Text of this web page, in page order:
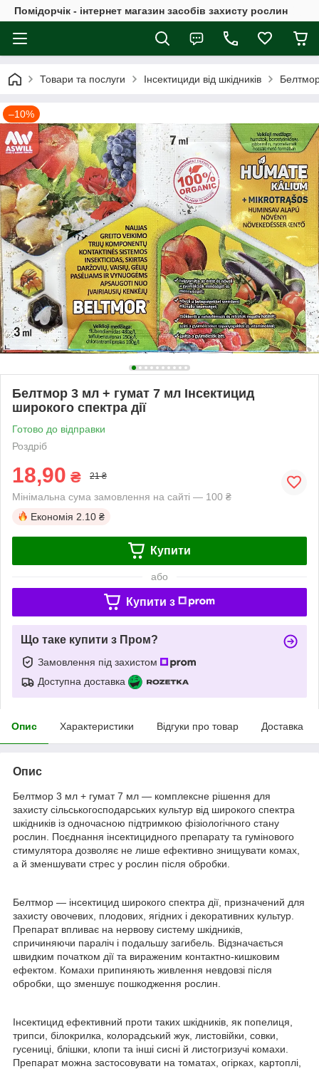
Помідорчік - інтернет магазин засобів захисту рослин
Товари та послуги Інсектициди від шкідників
–10%
Белтмор 3 мл + гумат 7 мл Інсектицид
широкого спектра дії
Готово до відправки
Роздріб
18,90 ₴ 21 ₴
Мінімальна сума замовлення на сайті — 100 ₴
Економія 2.10 ₴
Купити
або
Купити з
Що таке купити з Пром?
Замовлення під захистом
Доступна доставка
Опис Характеристики Відгуки про товар Доставка
Опис
Белтмор 3 мл + гумат 7 мл — комплексне рішення для
захисту сільськогосподарських культур від широкого спектра
шкідників із одночасною підтримкою фізіологічного стану
рослин. Поєднання інсектицидного препарату та гумінового
стимулятора дозволяє не лише ефективно знищувати комах,
а й зменшувати стрес у рослин після обробки.
Белтмор — інсектицид широкого спектра дії, призначений для
захисту овочевих, плодових, ягідних і декоративних культур.
Препарат впливає на нервову систему шкідників,
спричиняючи параліч і подальшу загибель. Відзначається
швидким початком дії та вираженим контактно-кишковим
ефектом. Комахи припиняють живлення невдовзі після
обробки, що зменшує пошкодження рослин.
Інсектицид ефективний проти таких шкідників, як попелиця,
трипси, білокрилка, колорадський жук, листовійки, совки,
гусениці, блішки, клопи та інші сисні й листогризучі комахи.
Препарат можна застосовувати на томатах, огірках, картоплі,